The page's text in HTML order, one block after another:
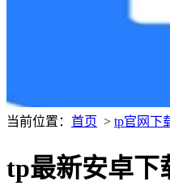
当前位置： 首页 > tp官网下
tp最新安卓下